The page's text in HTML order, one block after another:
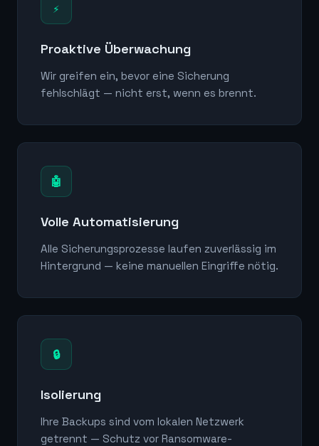
⚡
Proaktive Überwachung
Wir greifen ein, bevor eine Sicherung
fehlschlägt — nicht erst, wenn es brennt.
🤖
Volle Automatisierung
Alle Sicherungsprozesse laufen zuverlässig im
Hintergrund — keine manuellen Eingriffe nötig.
🔒
Isolierung
Ihre Backups sind vom lokalen Netzwerk
getrennt — Schutz vor Ransomware-